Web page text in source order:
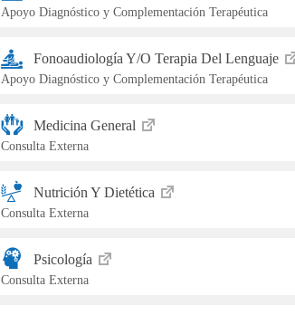
Apoyo Diagnóstico y Complementación Terapéutica
Fonoaudiología Y/O Terapia Del Lenguaje
Apoyo Diagnóstico y Complementación Terapéutica
Medicina General
Consulta Externa
Nutrición Y Dietética
Consulta Externa
Psicología
Consulta Externa